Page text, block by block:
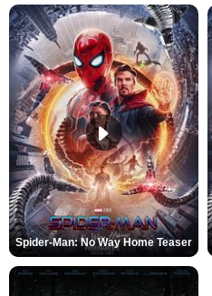
Spider-Man: No Way Home Teaser